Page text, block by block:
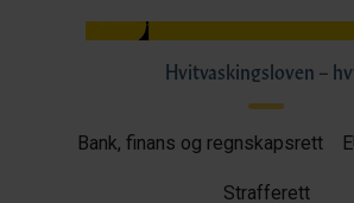
Hvitvaskingsloven –
Bank, finans og regnskapsrett
Strafferett